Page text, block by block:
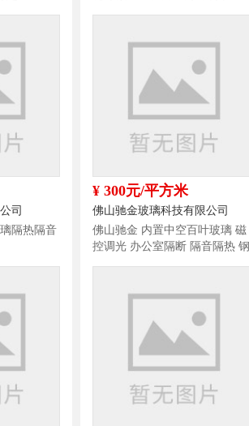
司
隔热隔音
¥ 300元/平方米
佛山驰金玻璃科技有限公司
佛山驰金 内置中空百叶玻璃 磁
控调光 办公室隔断 隔音隔热 钢